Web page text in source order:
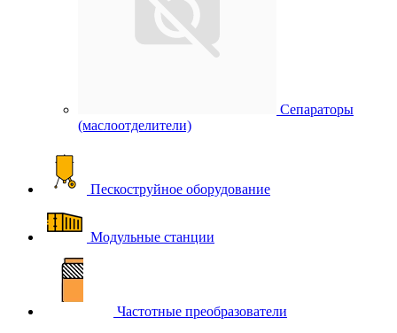
Сепараторы
(маслоотделители)
Пескоструйное оборудование
Модульные станции
Частотные преобразователи